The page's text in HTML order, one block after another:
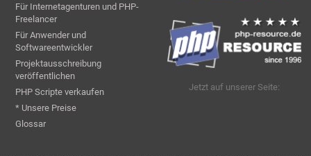
Für Internetagenturen und PHP-
Freelancer
Für Anwender und
Softwareentwickler
Projektausschreibung
veröffentlichen
PHP Scripte verkaufen
* Unsere Preise
Glossar
Jetzt auf unserer Seite: